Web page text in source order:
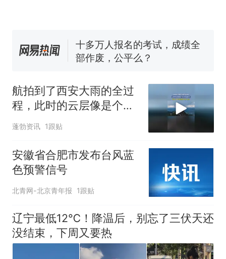
空调24小时开着反而更省电？
电力部门回应
试前13名均遭淘汰？教育局：
已叫停招聘，成立调查组全面
核查
“不建议大家买深色蛋糕”上热
搜，网友：天塌了！
人生
航拍到了西安大雨的全过
程，此时的云层像是个巨
大的洒水车
蓬勃资讯 1跟贴
安徽省合肥市发布台风蓝
色预警信号
北青网-北京青年报 1跟贴
辽宁最低12℃！降温后，别忘了三伏天还
没结束，下周又要热